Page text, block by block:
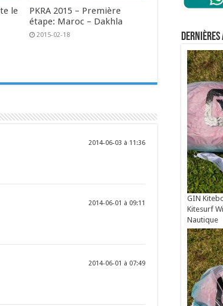
le
PKRA 2015 – Première
étape: Maroc – Dakhla
2015-02-18
2014-06-03 à 11:36
2014-06-01 à 09:11
2014-06-01 à 07:49
Dernières
GIN
Kitesurf
Nautique